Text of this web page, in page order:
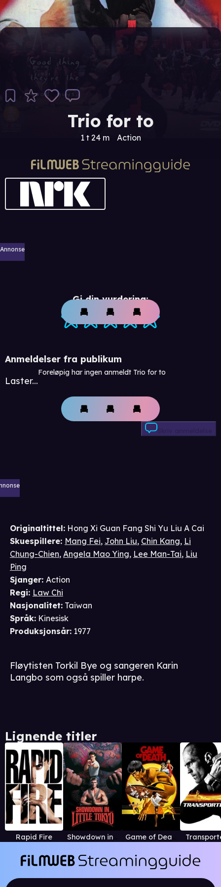
Trio for to
1 t 24 m Action
Annonse
Gi din vurdering:
Anmeldelser fra publikum
Laster...
Foreløpig har ingen anmeldt Trio for to
Skriv anmeldelse
Originaltittel: Hong Xi Guan Fang Shi Yu Liu A Cai
Skuespillere: Mang Fei, John Liu, Chin Kang, Li
Chung-Chien, Angela Mao Ying, Lee Man-Tai, Liu
Ping
Sjanger: Action
Regi: Law Chi
Nasjonalitet: Taiwan
Språk: Kinesisk
Produksjonsår: 1977
Fløytisten Torkil Bye og sangeren Karin
Langbo som også spiller harpe.
Lignende titler
Rapid Fire Showdown in Little Tokyo Game of Death (1978)